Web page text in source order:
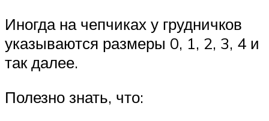
Иногда на чепчиках у грудничков
указываются размеры 0, 1, 2, 3, 4 и
так далее.
Полезно знать, что: